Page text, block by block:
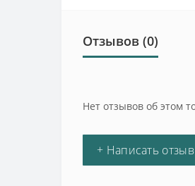
Отзывов (0)
Нет отзывов об этом
+ Написать отзыв